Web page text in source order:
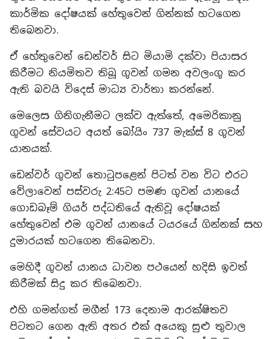
කාර්මික දෝෂයක් හේතුවෙන් ගින්නක් හටගෙන
තිබෙනවා.
ඒ හේතුවෙන් ඩෙන්වර් සිට මියාමි දක්වා පියාසර
කිරීමට නියමිතව තිබූ ගුවන් ගමන අවලංගු කර
ඇති බවයි විදෙස් මාධ්‍ය වාර්තා කරන්නේ.
මෙලෙස ගිනිගැනීමට ලක්ව ඇත්තේ, අමෙරිකානු
ගුවන් සේවයට අයත් බෝයිං 737 මැක්ස් 8 ගුවන්
යානයක්.
ඩෙන්වර් ගුවන් තොටුපළෙන් පිටත් වන විට එරට
වේලාවෙන් පස්වරු 2:45ට පමණ ගුවන් යානයේ
ගොඩබෑම් ගියර් පද්ධතියේ ඇතිවූ දෝෂයක්
හේතුවෙන් එම ගුවන් යානයේ ටයරයේ ගින්නක් සහ
දුමාරයක් හටගෙන තිබෙනවා.
මෙහිදී ගුවන් යානය ධාවන පථයෙන් හදිසි ඉවත්
කිරීමක් සිදු කර තිබෙනවා.
එහි ගමන්ගත් මගීන් 173 දෙනාම ආරක්ෂිතව
පිටතට ගෙන ඇති අතර එක් අයෙකු සුළු තුවාල